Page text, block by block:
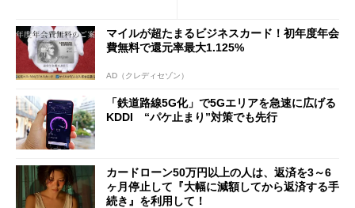
マイルが超たまるビジネスカード！初年度年会
費無料で還元率最大1.125%
AD（クレディセゾン）
「鉄道路線5G化」で5Gエリアを急速に広げる
KDDI “パケ止まり”対策でも先行
カードローン50万円以上の人は、返済を3～6
ヶ月停止して『大幅に減額してから返済する手
続き』を利用して！